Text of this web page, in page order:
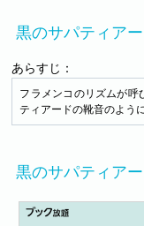
黒のサパティア
あらすじ：
フラメンコのリズムが呼
ティアードの靴音のよう
黒のサパティア